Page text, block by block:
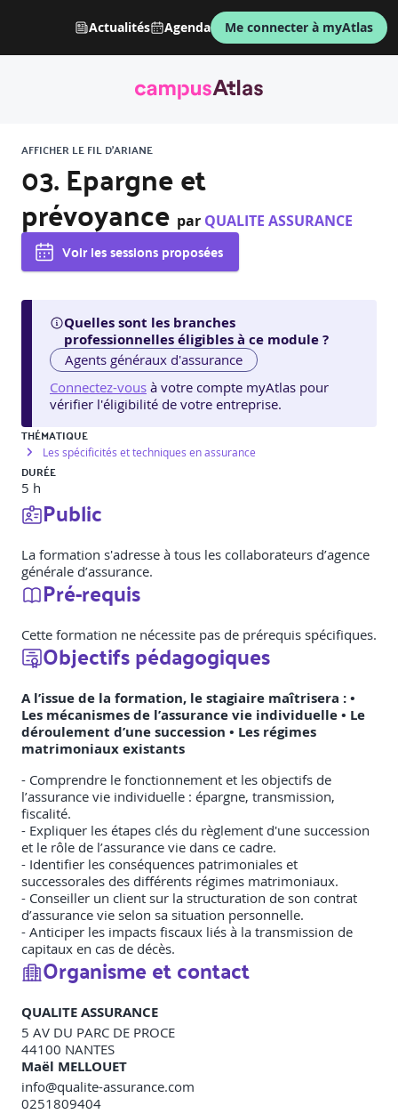
Actualités Agenda Me connecter à myAtlas
AFFICHER LE FIL D'ARIANE
03. Epargne et
prévoyance par QUALITE ASSURANCE
Voir les sessions proposées
Quelles sont les branches
professionnelles éligibles à ce module ?
Agents généraux d'assurance
Connectez-vous à votre compte myAtlas pour
vérifier l'éligibilité de votre entreprise.
THÉMATIQUE
Les spécificités et techniques en assurance
DURÉE
5 h
Public
La formation s'adresse à tous les collaborateurs d’agence
générale d’assurance.
Pré-requis
Cette formation ne nécessite pas de prérequis spécifiques.
Objectifs pédagogiques
A l’issue de la formation, le stagiaire maîtrisera : •
Les mécanismes de l’assurance vie individuelle • Le
déroulement d’une succession • Les régimes
matrimoniaux existants
- Comprendre le fonctionnement et les objectifs de
l’assurance vie individuelle : épargne, transmission,
fiscalité.
- Expliquer les étapes clés du règlement d'une succession
et le rôle de l’assurance vie dans ce cadre.
- Identifier les conséquences patrimoniales et
successorales des différents régimes matrimoniaux.
- Conseiller un client sur la structuration de son contrat
d’assurance vie selon sa situation personnelle.
- Anticiper les impacts fiscaux liés à la transmission de
capitaux en cas de décès.
Organisme et contact
QUALITE ASSURANCE
5 AV DU PARC DE PROCE
44100 NANTES
Maël MELLOUET
info@qualite-assurance.com
0251809404